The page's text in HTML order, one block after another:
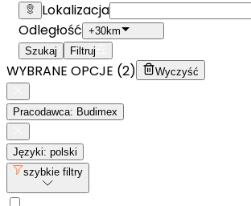
Lokalizacja
Odległość +30km
Szukaj
Filtruj
WYBRANE OPCJE (2) Wyczyść
Pracodawca: Budimex
Języki: polski
szybkie filtry